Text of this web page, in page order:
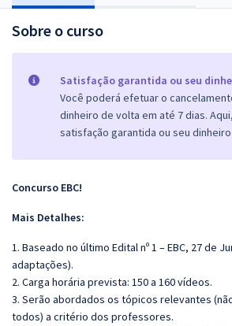
Sobre o curso
Satisfação garantida ou seu
Você poderá efetuar o
dinheiro de volta em até 7 dias.
satisfação garantida ou seu
Concurso EBC!
Mais Detalhes:
1. Baseado no último Edital nº 1 – EBC, 27 de
adaptações).
2. Carga horária prevista: 150 a 160 vídeos.
3. Serão abordados os tópicos relevantes
todos) a critério dos professores.